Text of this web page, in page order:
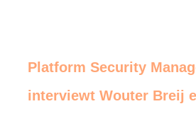
Platform Security
interviewt Wouter Breij